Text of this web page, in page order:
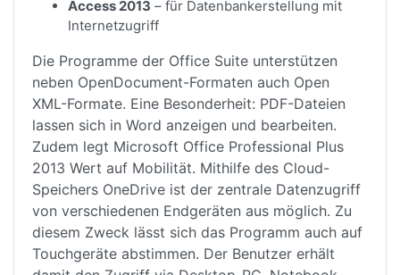
Access 2013 – für Datenbankerstellung mit
Internetzugriff
Die Programme der Office Suite unterstützen
neben OpenDocument-Formaten auch Open
XML-Formate. Eine Besonderheit: PDF-Dateien
lassen sich in Word anzeigen und bearbeiten.
Zudem legt Microsoft Office Professional Plus
2013 Wert auf Mobilität. Mithilfe des Cloud-
Speichers OneDrive ist der zentrale Datenzugriff
von verschiedenen Endgeräten aus möglich. Zu
diesem Zweck lässt sich das Programm auch auf
Touchgeräte abstimmen. Der Benutzer erhält